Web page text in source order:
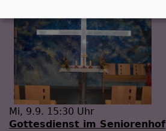
Mi, 9.9. 15:30 Uhr
Gottesdienst im Seniorenhof